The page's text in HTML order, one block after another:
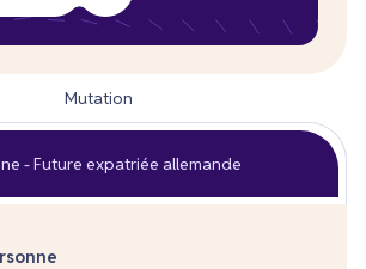
Mutation
- Future expatriée allemande